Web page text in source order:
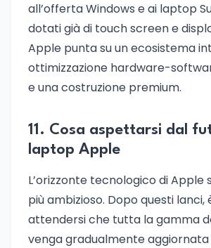
all’offerta Windows e ai laptop
dotati già di touch screen e
Apple punta su un ecosistema
ottimizzazione hardware-
e una costruzione premium.
11. Cosa aspettarsi dal
laptop Apple
L’orizzonte tecnologico di Apple
più ambizioso. Dopo questi lanci,
attendersi che tutta la gamma
venga gradualmente aggiornata